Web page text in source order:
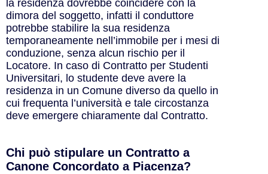
la residenza dovrebbe coincidere con la
dimora del soggetto, infatti il conduttore
potrebbe stabilire la sua residenza
temporaneamente nell’immobile per i mesi di
conduzione, senza alcun rischio per il
Locatore. In caso di Contratto per Studenti
Universitari, lo studente deve avere la
residenza in un Comune diverso da quello in
cui frequenta l’università e tale circostanza
deve emergere chiaramente dal Contratto.
Chi può stipulare un Contratto a
Canone Concordato a Piacenza?